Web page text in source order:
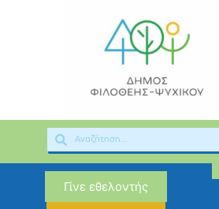
Γίνε εθελοντής